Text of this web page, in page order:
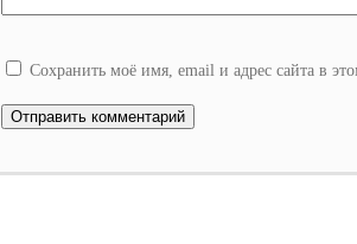
Сохранить моё имя, email и адрес сайта в